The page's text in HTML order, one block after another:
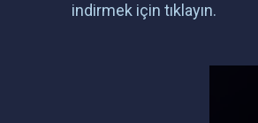
indirmek için tıklayın.